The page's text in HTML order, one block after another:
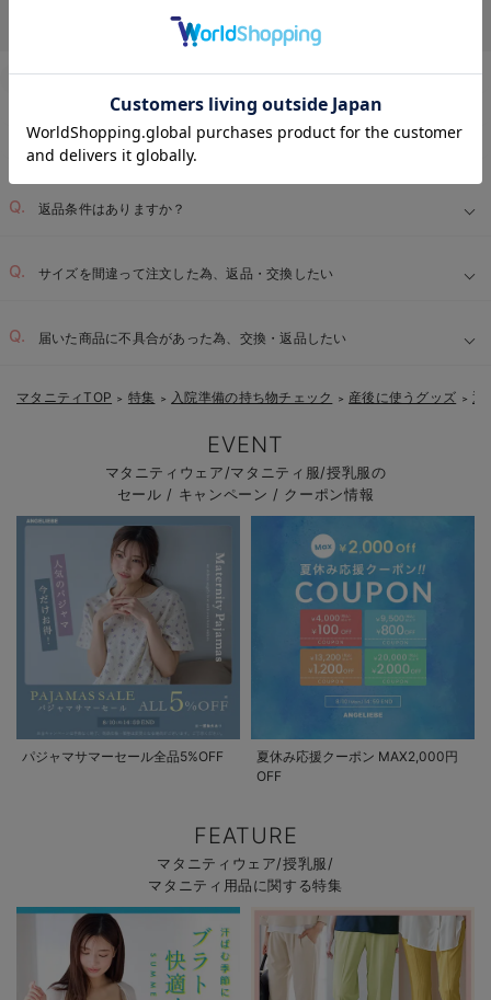
お客様からのよくあるご質問
返品交換について
キャンセルについて
配送について
お届け情報の変更
お支払いについて
お買い物について
返品条件はありますか？
サイズを間違って注文した為、返品・交換したい
届いた商品に不具合があった為、交換・返品したい
お気に入り商品を確認する
マタニティTOP ＞ 特集 ＞ 入院準備の持ち物チェック ＞ 産後に使うグッズ ＞ 退
EVENT
マタニティウェア/マタニティ服/授乳服の
セール / キャンペーン / クーポン情報
パジャマサマーセール全品5%OFF
夏休み応援クーポン MAX2,000円
OFF
FEATURE
マタニティウェア/授乳服/
マタニティ用品に関する特集